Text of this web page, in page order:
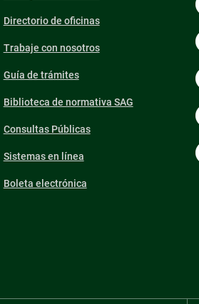
Directorio de oficinas
Trabaje con nosotros
Guía de trámites
Biblioteca de normativa SAG
Consultas Públicas
Sistemas en línea
Boleta electrónica